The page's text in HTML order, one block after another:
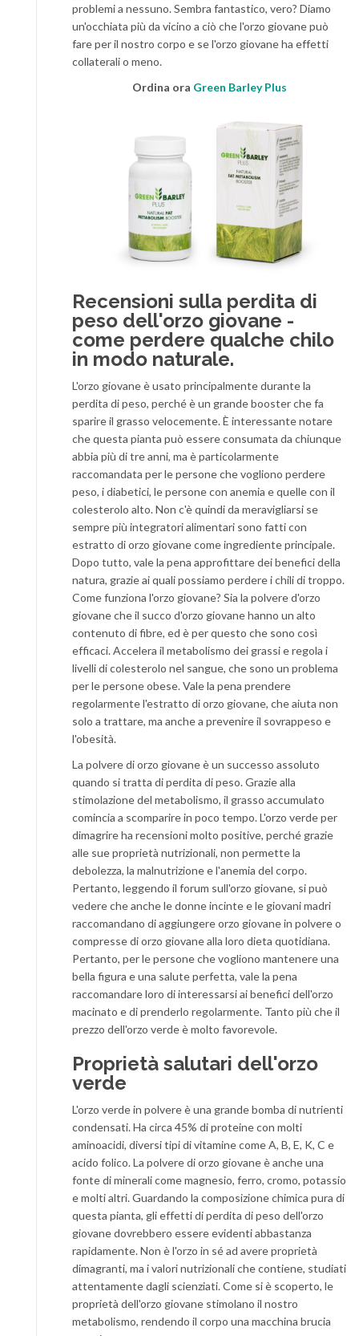
problemi a nessuno. Sembra fantastico, vero? Diamo
un'occhiata più da vicino a ciò che l'orzo giovane può
fare per il nostro corpo e se l'orzo giovane ha effetti
collaterali o meno.
Ordina ora Green Barley Plus
Recensioni sulla perdita di
peso dell'orzo giovane -
come perdere qualche chilo
in modo naturale.
L'orzo giovane è usato principalmente durante la
perdita di peso, perché è un grande booster che fa
sparire il grasso velocemente. È interessante notare
che questa pianta può essere consumata da chiunque
abbia più di tre anni, ma è particolarmente
raccomandata per le persone che vogliono perdere
peso, i diabetici, le persone con anemia e quelle con il
colesterolo alto. Non c'è quindi da meravigliarsi se
sempre più integratori alimentari sono fatti con
estratto di orzo giovane come ingrediente principale.
Dopo tutto, vale la pena approfittare dei benefici della
natura, grazie ai quali possiamo perdere i chili di troppo.
Come funziona l'orzo giovane? Sia la polvere d'orzo
giovane che il succo d'orzo giovane hanno un alto
contenuto di fibre, ed è per questo che sono così
efficaci. Accelera il metabolismo dei grassi e regola i
livelli di colesterolo nel sangue, che sono un problema
per le persone obese. Vale la pena prendere
regolarmente l'estratto di orzo giovane, che aiuta non
solo a trattare, ma anche a prevenire il sovrappeso e
l'obesità.
La polvere di orzo giovane è un successo assoluto
quando si tratta di perdita di peso. Grazie alla
stimolazione del metabolismo, il grasso accumulato
comincia a scomparire in poco tempo. L'orzo verde per
dimagrire ha recensioni molto positive, perché grazie
alle sue proprietà nutrizionali, non permette la
debolezza, la malnutrizione e l'anemia del corpo.
Pertanto, leggendo il forum sull'orzo giovane, si può
vedere che anche le donne incinte e le giovani madri
raccomandano di aggiungere orzo giovane in polvere o
compresse di orzo giovane alla loro dieta quotidiana.
Pertanto, per le persone che vogliono mantenere una
bella figura e una salute perfetta, vale la pena
raccomandare loro di interessarsi ai benefici dell'orzo
macinato e di prenderlo regolarmente. Tanto più che il
prezzo dell'orzo verde è molto favorevole.
Proprietà salutari dell'orzo
verde
L'orzo verde in polvere è una grande bomba di nutrienti
condensati. Ha circa 45% di proteine con molti
aminoacidi, diversi tipi di vitamine come A, B, E, K, C e
acido folico. La polvere di orzo giovane è anche una
fonte di minerali come magnesio, ferro, cromo, potassio
e molti altri. Guardando la composizione chimica pura di
questa pianta, gli effetti di perdita di peso dell'orzo
giovane dovrebbero essere evidenti abbastanza
rapidamente. Non è l'orzo in sé ad avere proprietà
dimagranti, ma i valori nutrizionali che contiene, studiati
attentamente dagli scienziati. Come si è scoperto, le
proprietà dell'orzo giovane stimolano il nostro
metabolismo, rendendo il corpo una macchina brucia